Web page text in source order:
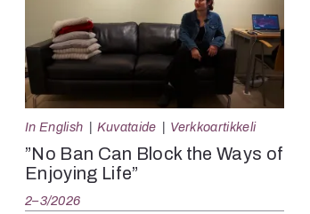
In English Kuvataide Verkkoartikkeli
”No Ban Can Block the Ways of
Enjoying Life”
2–3/2026